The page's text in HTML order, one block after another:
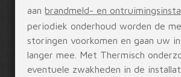
aanbrandmeld- en
periodiek onderhoud worden de
storingen voorkomen en gaan uw
langer mee. Met Thermisch
eventuele zwakheden in de